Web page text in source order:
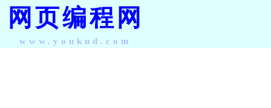
网页编程网
www.youkud.com